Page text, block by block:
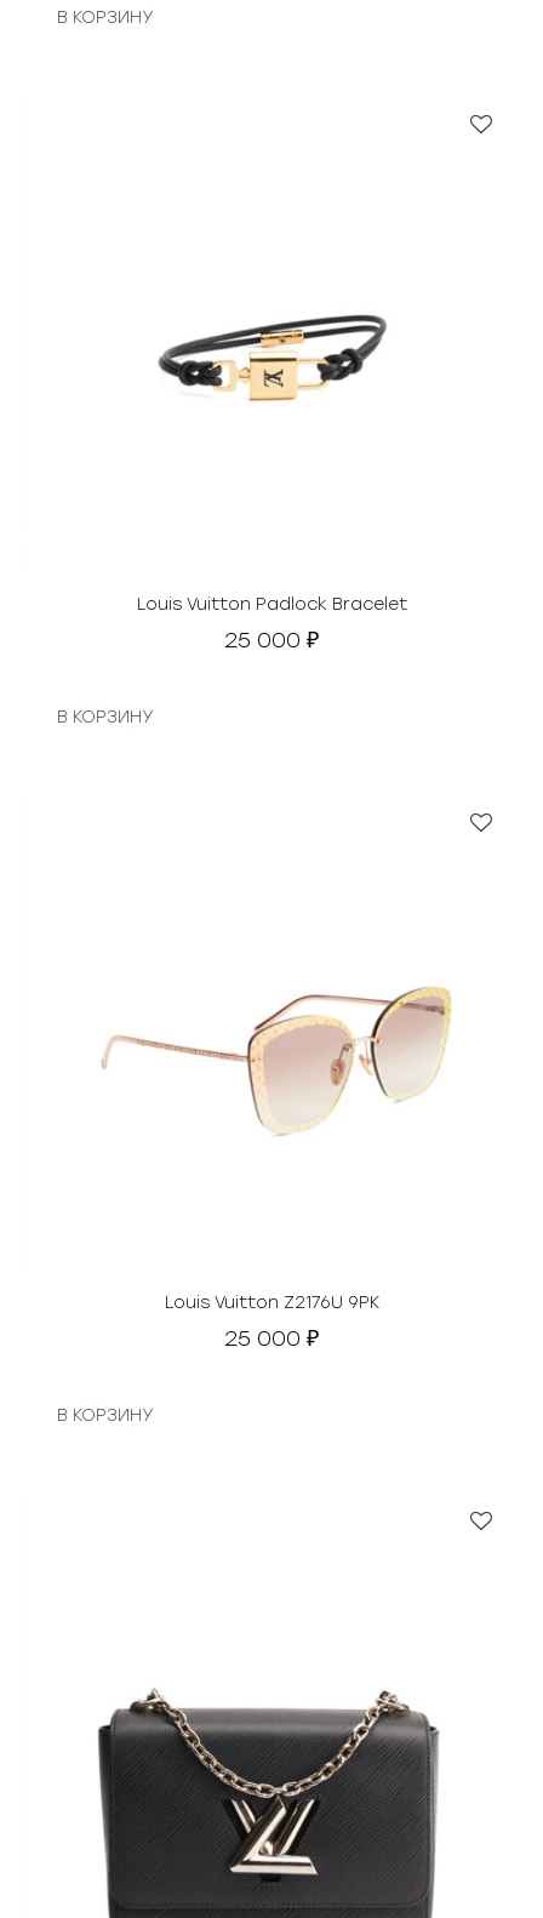
В КОРЗИНУ
Louis Vuitton Padlock Bracelet
25 000 ₽
В КОРЗИНУ
Louis Vuitton Z2176U 9PK
25 000 ₽
В КОРЗИНУ